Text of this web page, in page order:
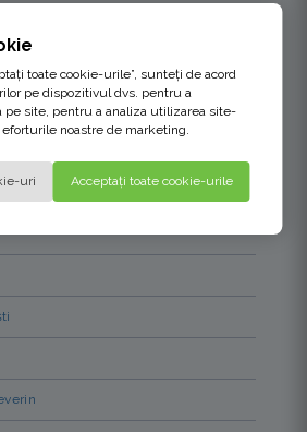
toate cookie-urile”, sunteți de acord
pe dispozitivul dvs. pentru a
pe site, pentru a analiza utilizarea site-
noastre de marketing.
uri Acceptați toate cookie-urile